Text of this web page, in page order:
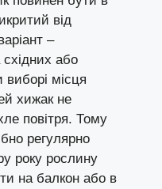
від
–
або
виборі місця
хижак не
повітря. Тому
регулярно
року рослину
на балкон або в